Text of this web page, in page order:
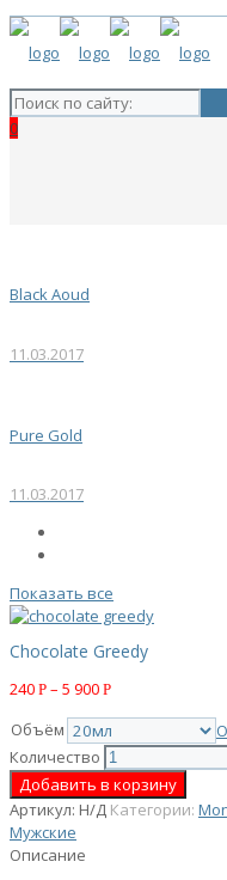
0
Black Aoud
11.03.2017
Pure Gold
11.03.2017
Показать все
Chocolate Greedy
240 Р – 5 900 Р
Объём
Количество
Добавить в корзину
Артикул: Н/Д Категории:
Мужские
Описание